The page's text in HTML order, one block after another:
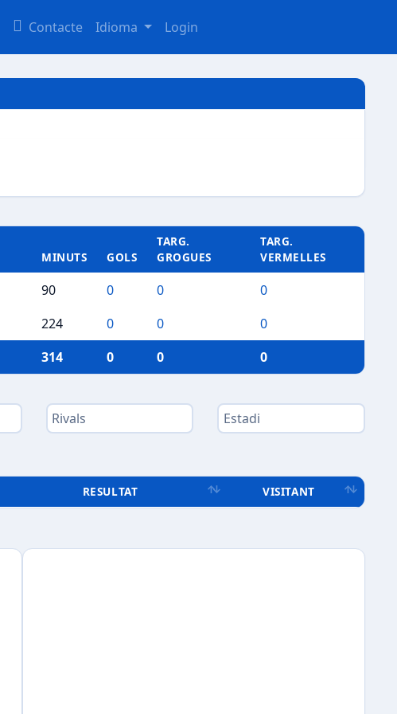
Contacte Idioma Login
MINUTS GOLS
TARG.
GROGUES
TARG.
VERMELLES
90 0 0
0
224 0 0
0
314 0 0 0
RESULTAT VISITANT